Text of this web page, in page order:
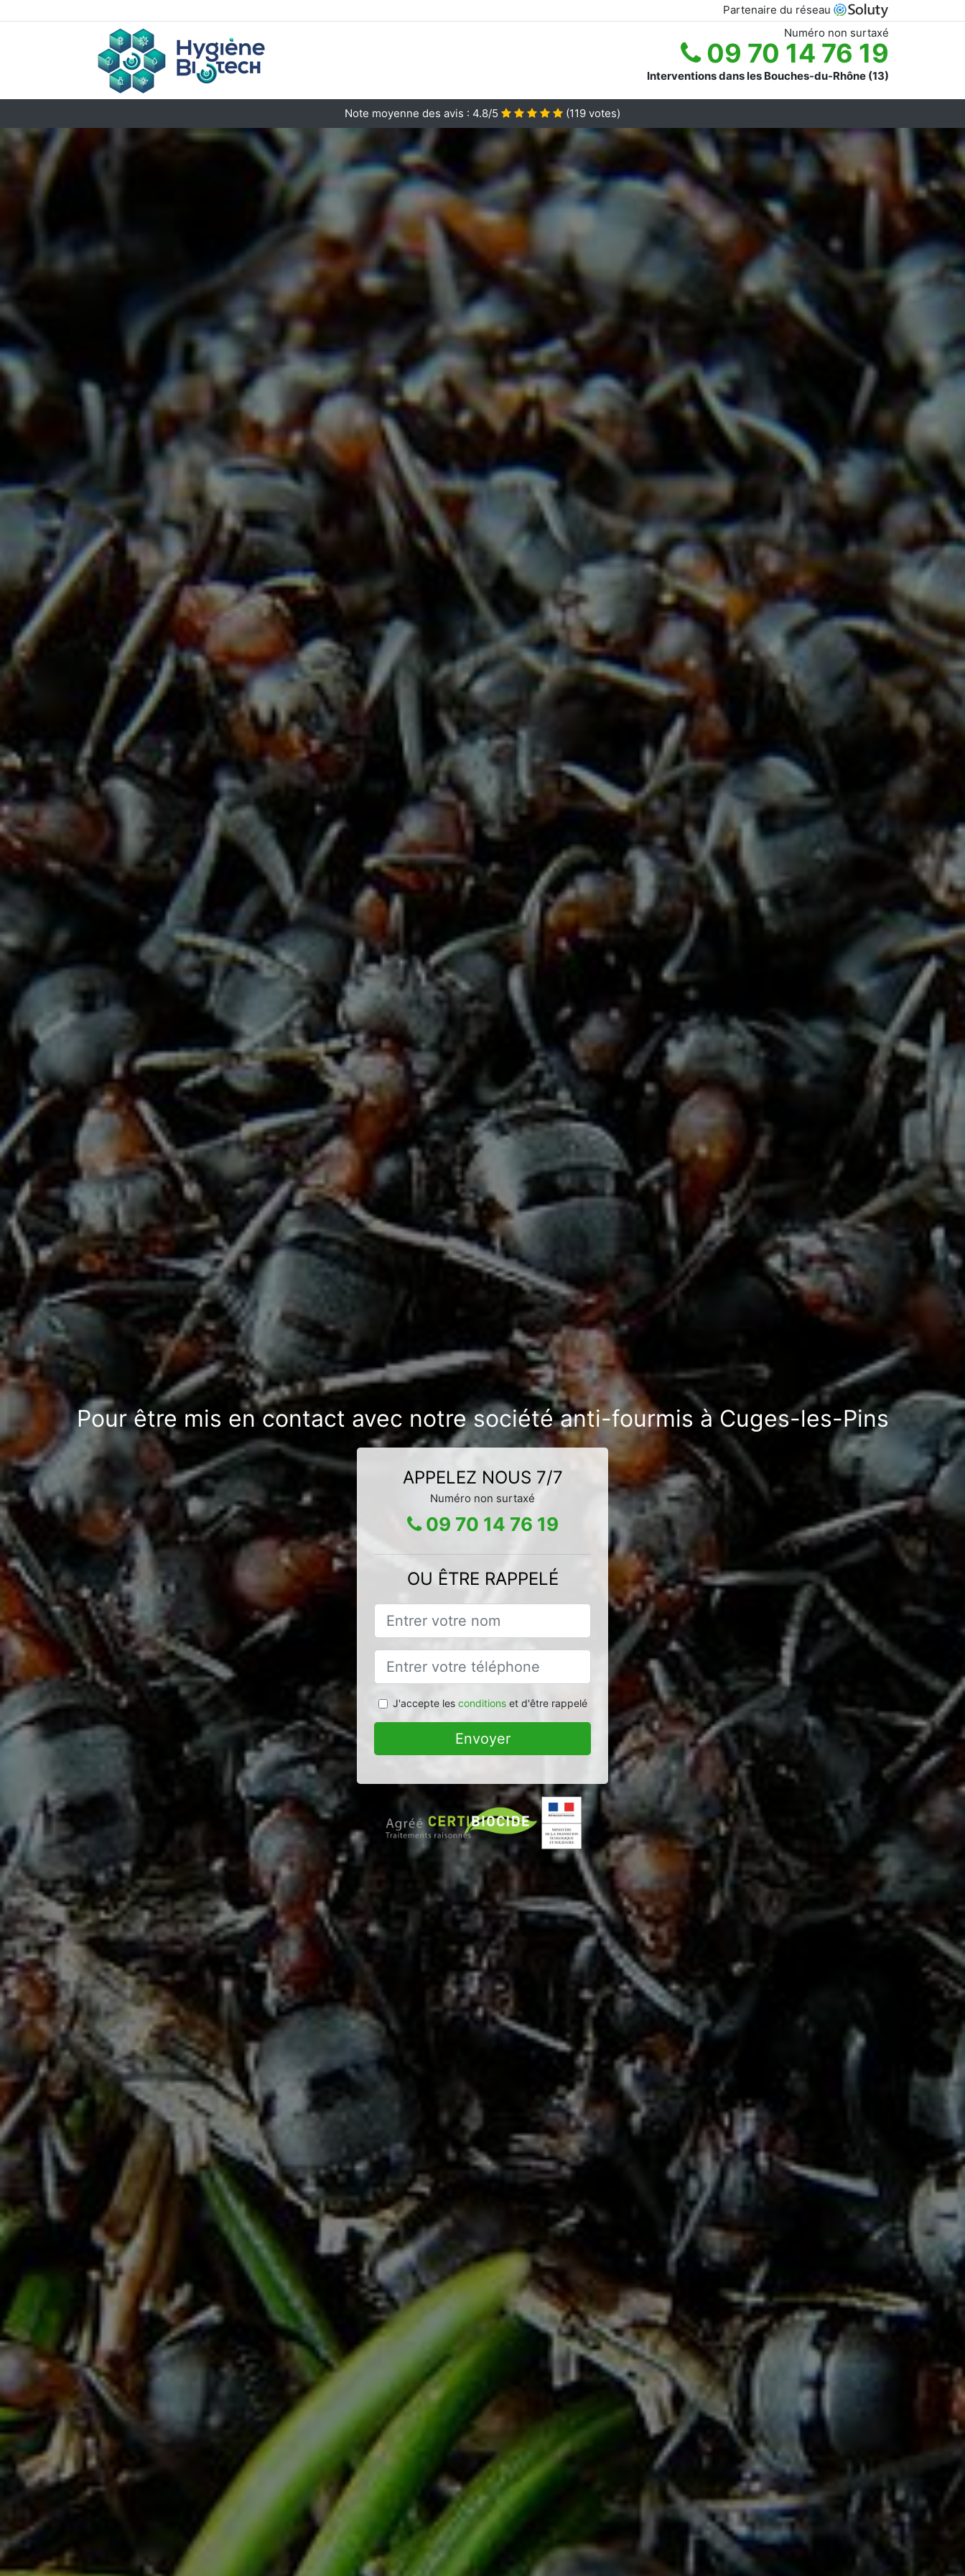
Partenaire du réseau
Numéro non surtaxé
09 70 14 76 19
Interventions dans les Bouches-du-Rhône (13)
Note moyenne des avis : 4.8/5 (119 votes)
Pour être mis en contact avec notre société anti-fourmis à Cuges-les-Pins
APPELEZ NOUS 7/7
Numéro non surtaxé
09 70 14 76 19
OU ÊTRE RAPPELÉ
J'accepte les conditionset d'être rappelé
Envoyer